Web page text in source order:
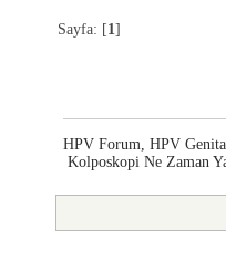
Sayfa: [1]
HPV Forum, HPV
Kolposkopi Ne Zaman